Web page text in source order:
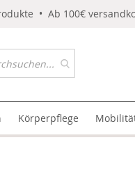
• Ab 100€
Körperpflege